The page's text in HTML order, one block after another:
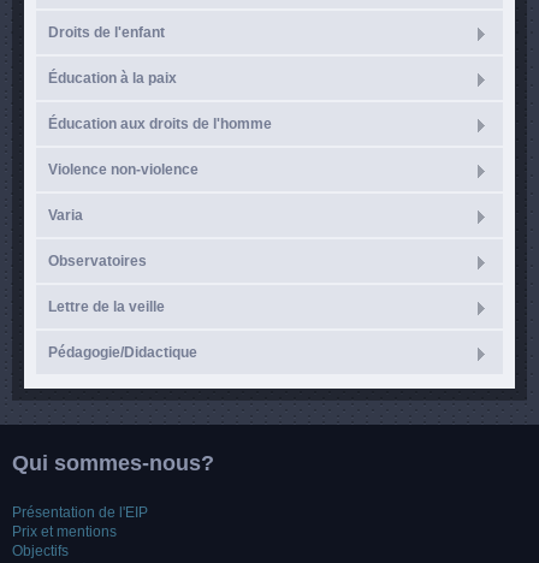
Droits de l'enfant
Éducation à la paix
Éducation aux droits de l'homme
Violence non-violence
Varia
Observatoires
Lettre de la veille
Pédagogie/Didactique
Qui sommes-nous?
Présentation de l'EIP
Prix et mentions
Objectifs